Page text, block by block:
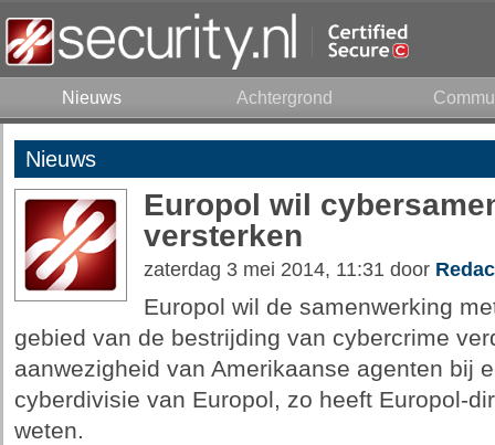
Nieuws Achtergrond
Nieuws
Europol wil
versterken
zaterdag 3 mei 2014, 11:31 door
Europol wil de samenwerking
gebied van de bestrijding van cybercrime
aanwezigheid van Amerikaanse agenten bij
cyberdivisie van Europol, zo heeft Europol-
weten.